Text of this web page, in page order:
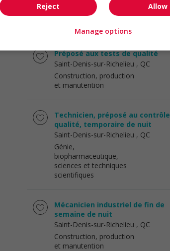
Boucherville, QC
Construction, production
Préposé aux tests de qualité
Saint-Denis-sur-Richelieu , QC
Construction, production
et manutention
Technicien, préposé au contrôle
qualité, temporaire de nuit
Saint-Denis-sur-Richelieu , QC
Génie,
biopharmaceutique,
sciences et techniques
scientifiques
Mécanicien industriel de fin de
semaine de nuit
Saint-Denis-sur-Richelieu , QC
Construction, production
et manutention
Allow
Reject
Manage options